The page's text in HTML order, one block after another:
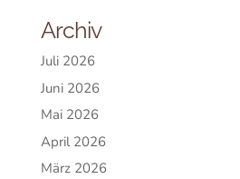
Archiv
Juli 2026
Juni 2026
Mai 2026
April 2026
März 2026